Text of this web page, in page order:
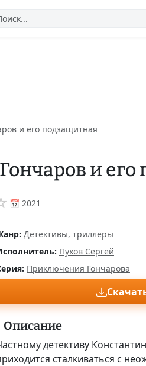
и его подзащитная
и
📅 2021
Детективы, триллеры
Пухов Сергей
Приключения Гончарова
Описание
детективу
сталкиваться с